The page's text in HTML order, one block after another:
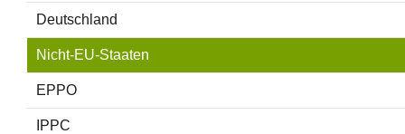
Deutschland
Nicht-EU-Staaten
EPPO
IPPC